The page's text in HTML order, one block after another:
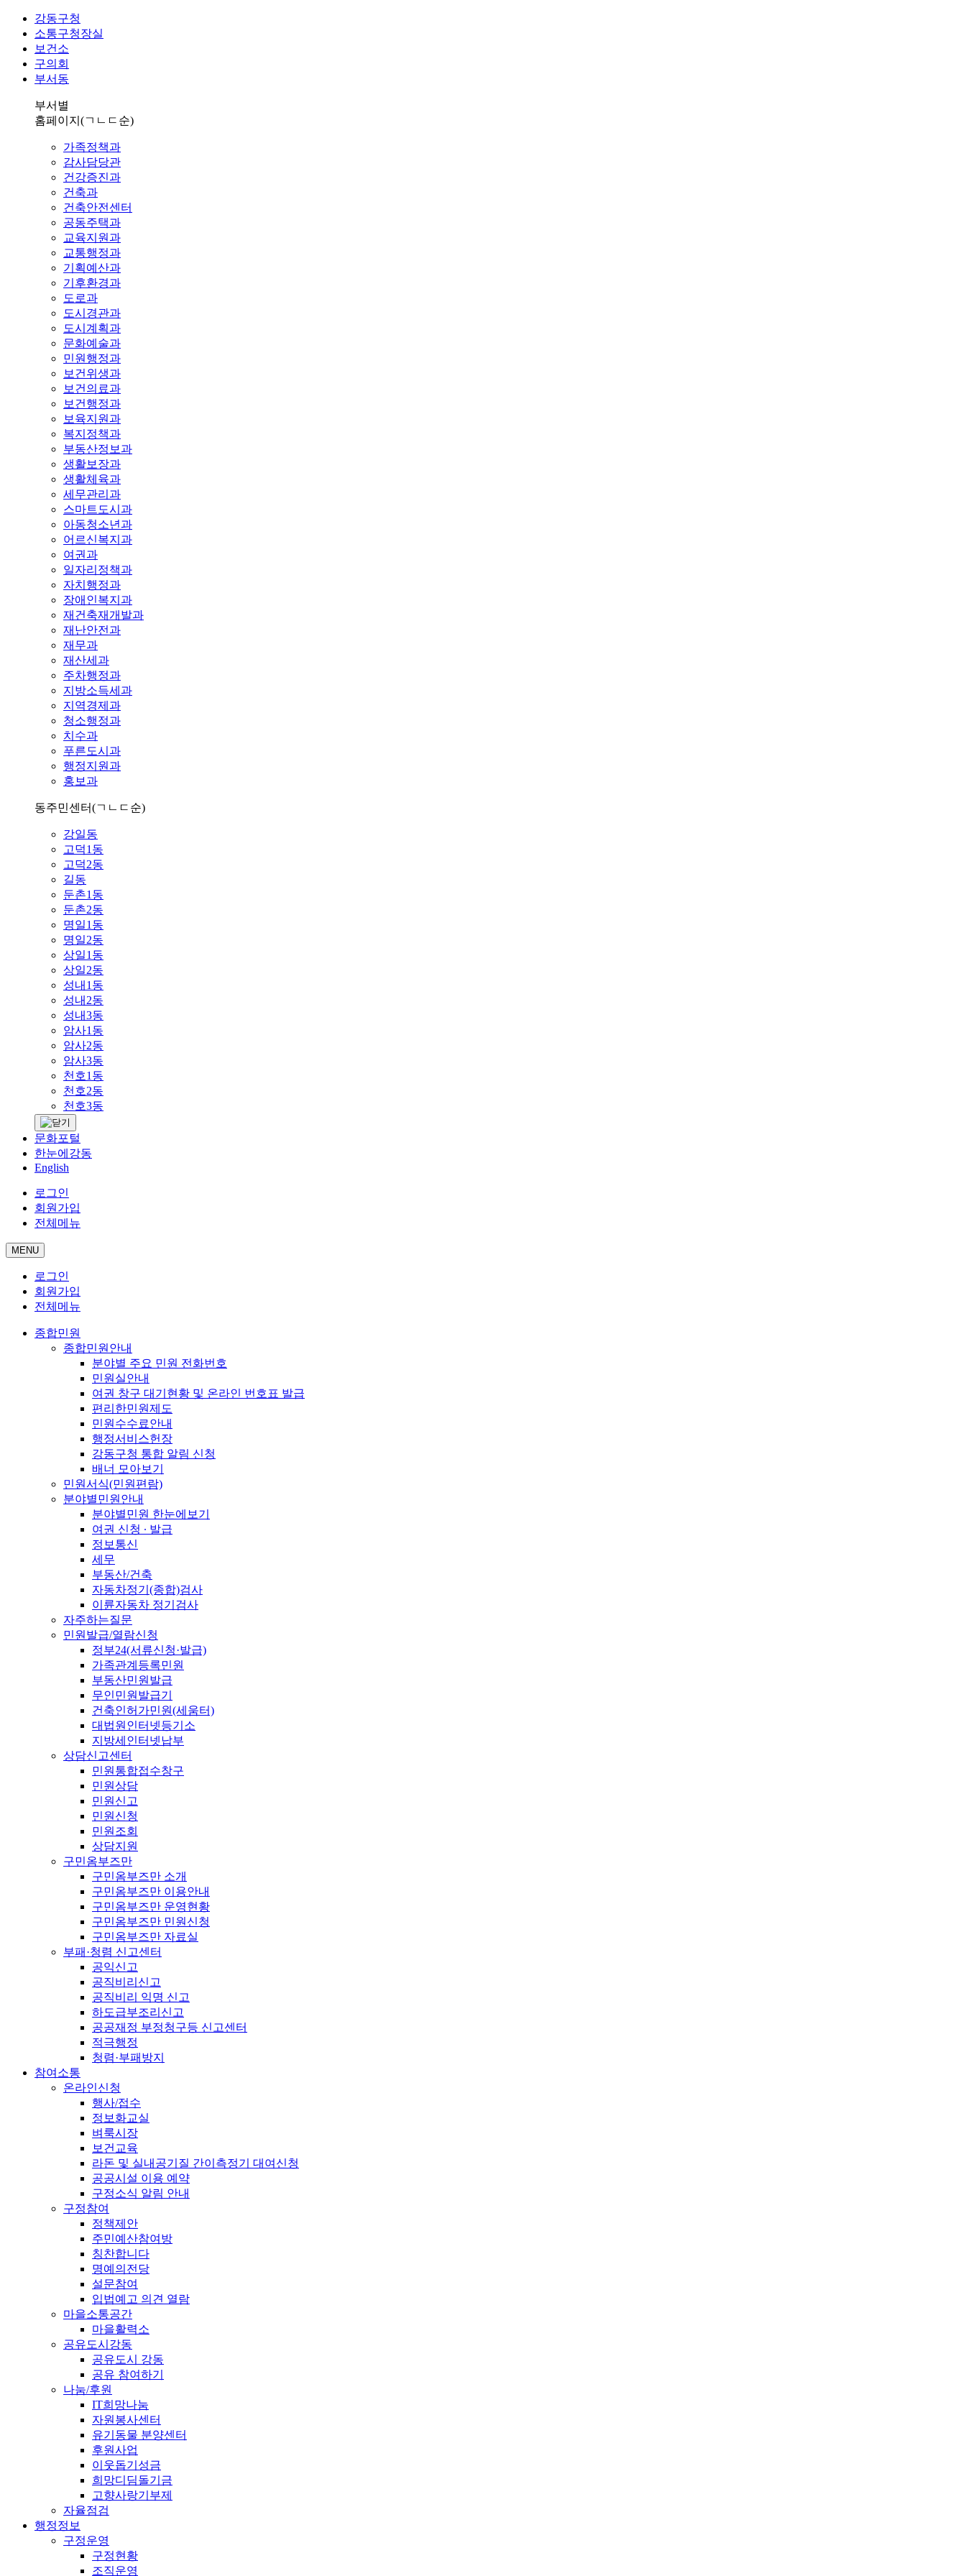
강동구청
소통구청장실
보건소
구의회
부서동
부서별
홈페이지 (ㄱㄴㄷ순)
가족정책과
감사담당관
건강증진과
건축과
건축안전센터
공동주택과
교육지원과
교통행정과
기획예산과
기후환경과
도로과
도시경관과
도시계획과
문화예술과
민원행정과
보건위생과
보건의료과
보건행정과
보육지원과
복지정책과
부동산정보과
생활보장과
생활체육과
세무관리과
스마트도시과
아동청소년과
어르신복지과
여권과
일자리정책과
자치행정과
장애인복지과
재건축재개발과
재난안전과
재무과
재산세과
주차행정과
지방소득세과
지역경제과
청소행정과
치수과
푸른도시과
행정지원과
홍보과
동주민센터(ㄱㄴㄷ순)
강일동
고덕1동
고덕2동
길동
둔촌1동
둔촌2동
명일1동
명일2동
상일1동
상일2동
성내1동
성내2동
성내3동
암사1동
암사2동
암사3동
천호1동
천호2동
천호3동
문화포털
한눈에강동
English
로그인
회원가입
전체메뉴
MENU
로그인
회원가입
전체메뉴
종합민원
종합민원안내
분야별 주요 민원 전화번호
민원실안내
여권 창구 대기현황 및 온라인 번호표 발급
편리한민원제도
민원수수료안내
행정서비스헌장
강동구청 통합 알림 신청
배너 모아보기
민원서식(민원편람)
분야별민원안내
분야별민원 한눈에보기
여권 신청 ∙ 발급
정보통신
세무
부동산/건축
자동차정기(종합)검사
이륜자동차 정기검사
자주하는질문
민원발급/열람신청
정부24(서류신청·발급)
가족관계등록민원
부동산민원발급
무인민원발급기
건축인허가민원(세움터)
대법원인터넷등기소
지방세인터넷납부
상담신고센터
민원통합접수창구
민원상담
민원신고
민원신청
민원조회
상담지원
구민옴부즈만
구민옴부즈만 소개
구민옴부즈만 이용안내
구민옴부즈만 운영현황
구민옴부즈만 민원신청
구민옴부즈만 자료실
부패·청렴 신고센터
공익신고
공직비리신고
공직비리 익명 신고
하도급부조리신고
공공재정 부정청구등 신고센터
적극행정
청렴·부패방지
참여소통
온라인신청
행사/접수
정보화교실
벼룩시장
보건교육
라돈 및 실내공기질 간이측정기 대여신청
공공시설 이용 예약
구정소식 알림 안내
구정참여
정책제안
주민예산참여방
칭찬합니다
명예의전당
설문참여
입법예고 의견 열람
마을소통공간
마을활력소
공유도시강동
공유도시 강동
공유 참여하기
나눔/후원
IT희망나눔
자원봉사센터
유기동물 분양센터
후원사업
이웃돕기성금
희망디딤돌기금
고향사랑기부제
자율점검
행정정보
구정운영
구정현황
조직운영